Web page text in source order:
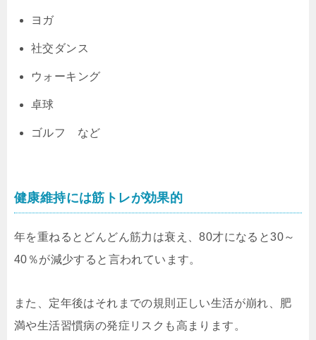
ヨガ
社交ダンス
ウォーキング
卓球
ゴルフ など
健康維持には筋トレが効果的
年を重ねるとどんどん筋力は衰え、80才になると30～
40％が減少すると言われています。
また、定年後はそれまでの規則正しい生活が崩れ、肥
満や生活習慣病の発症リスクも高まります。